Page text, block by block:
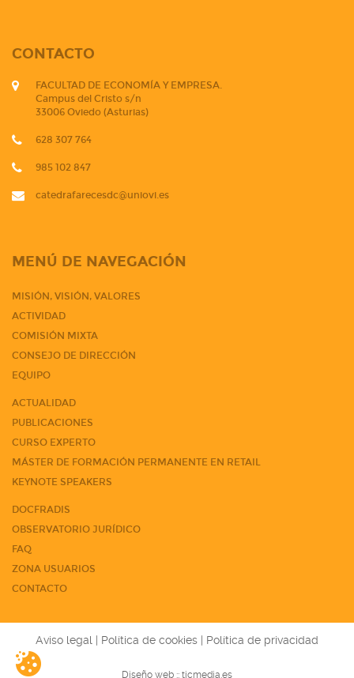
CONTACTO
FACULTAD DE ECONOMÍA Y EMPRESA.
Campus del Cristo s/n
33006 Oviedo (Asturias)
628 307 764
985 102 847
catedrafarecesdc@uniovi.es
MENÚ DE NAVEGACIÓN
MISIÓN, VISIÓN, VALORES
ACTIVIDAD
COMISIÓN MIXTA
CONSEJO DE DIRECCIÓN
EQUIPO
ACTUALIDAD
PUBLICACIONES
CURSO EXPERTO
MÁSTER DE FORMACIÓN PERMANENTE EN RETAIL
KEYNOTE SPEAKERS
DOCFRADIS
OBSERVATORIO JURÍDICO
FAQ
ZONA USUARIOS
CONTACTO
Aviso legal Política de cookies Política de privacidad
Diseño web :: ticmedia.es